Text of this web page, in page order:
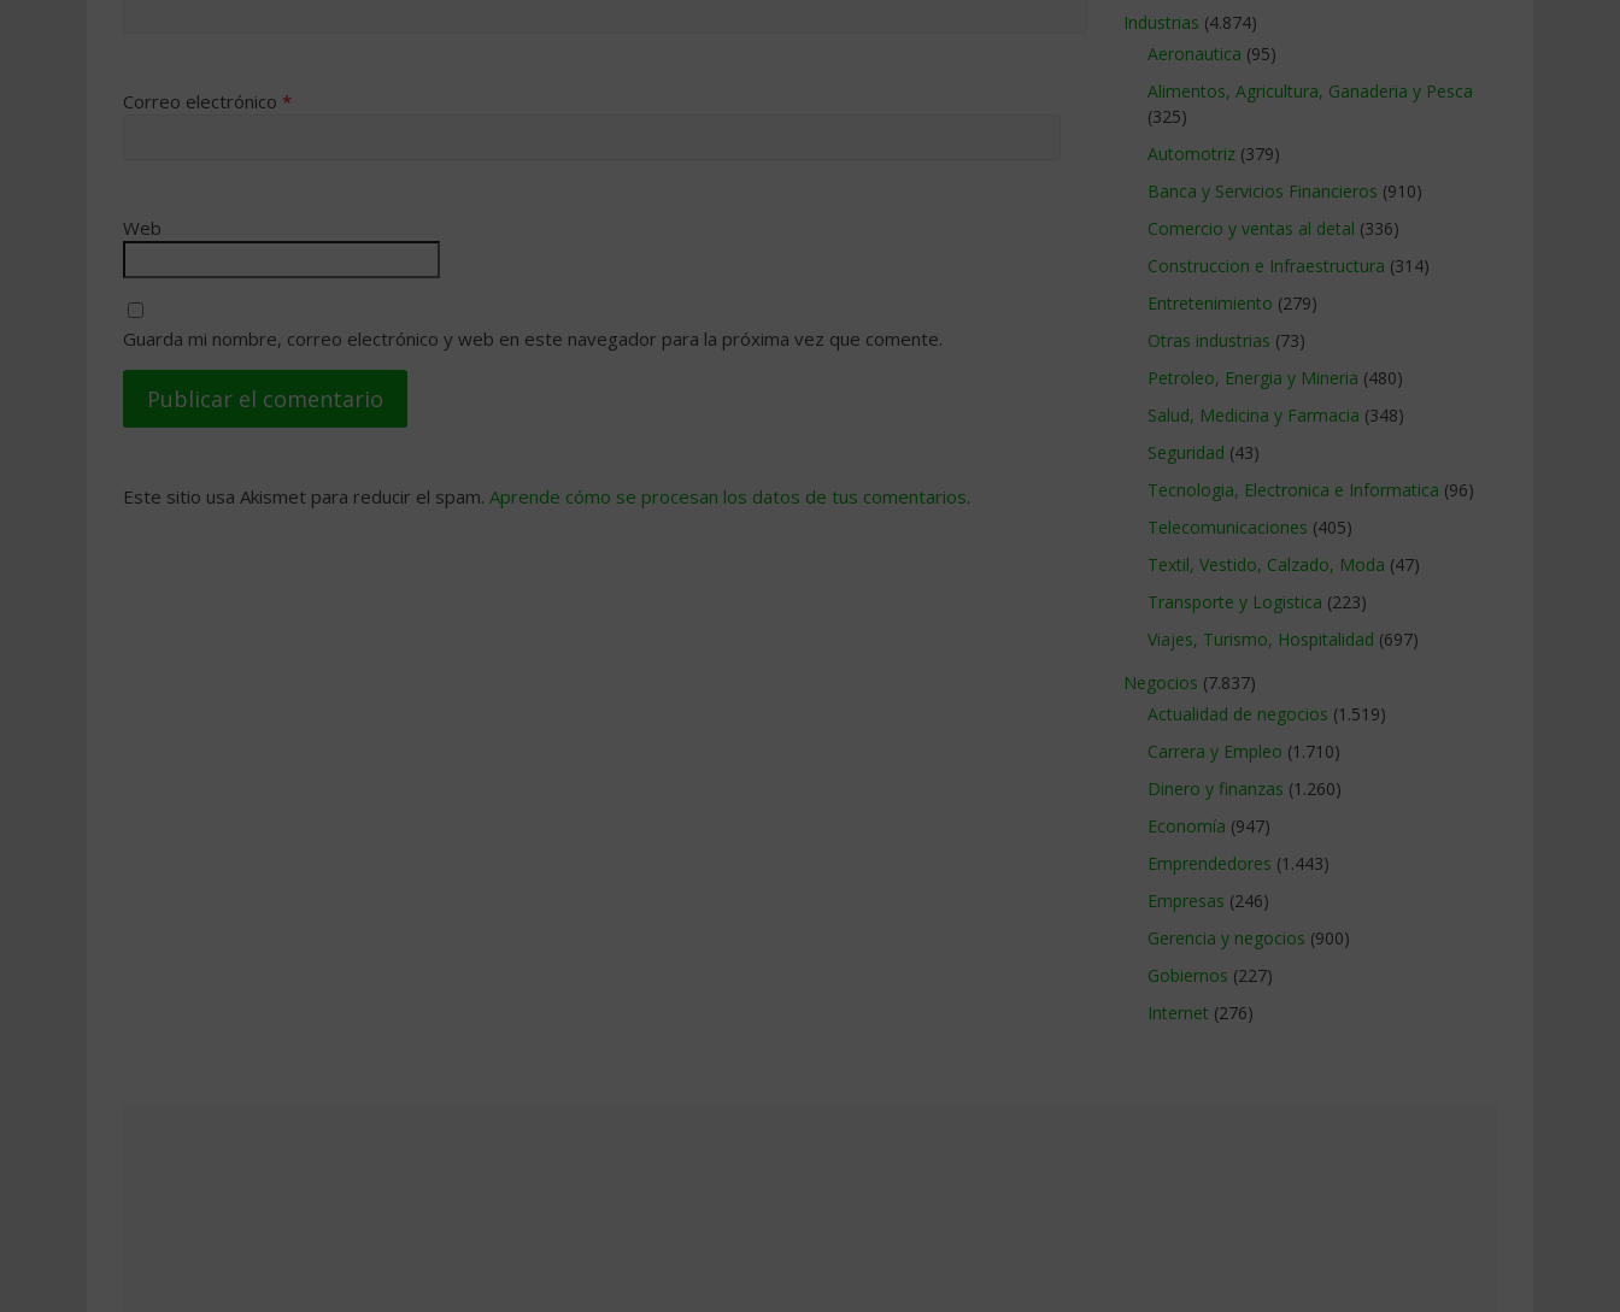
Correo electrónico *
Web
Guarda mi nombre, correo electrónico y web en este navegador para la próxima vez que comente.
Este sitio usa Akismet para reducir el spam. Aprende cómo se procesan los datos de tus comentarios.
Industrias (4.874)
Aeronautica (95)
Alimentos, Agricultura, Ganaderia y Pesca
(325)
Automotriz (379)
Banca y Servicios Financieros (910)
Comercio y ventas al detal (336)
Construccion e Infraestructura (314)
Entretenimiento (279)
Otras industrias (73)
Petroleo, Energia y Mineria (480)
Salud, Medicina y Farmacia (348)
Seguridad (43)
Tecnologia, Electronica e Informatica (96)
Telecomunicaciones (405)
Textil, Vestido, Calzado, Moda (47)
Transporte y Logistica (223)
Viajes, Turismo, Hospitalidad (697)
Negocios (7.837)
Actualidad de negocios (1.519)
Carrera y Empleo (1.710)
Dinero y finanzas (1.260)
Economía (947)
Emprendedores (1.443)
Empresas (246)
Gerencia y negocios (900)
Gobiernos (227)
Internet (276)